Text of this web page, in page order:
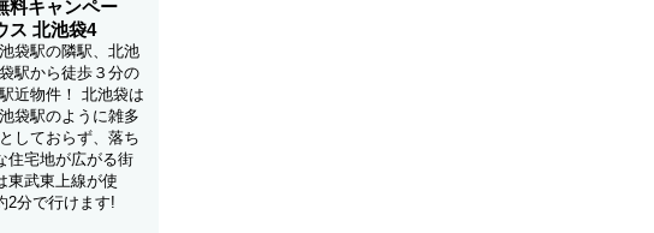
料キャンペー
ス 北池袋4
池袋駅の隣駅、北池
袋駅から徒歩３分の
駅近物件！ 北池袋は
池袋駅のように雑多
としておらず、落ち
住宅地が広がる街
東武東上線が使
2分で行けます!